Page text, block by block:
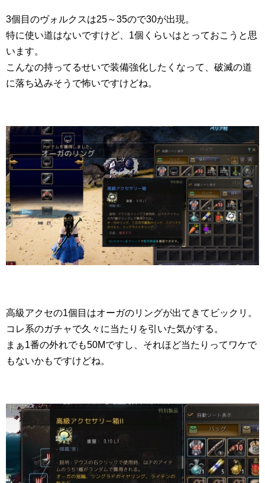
3個目のヴォルクスは25～35ので30が出現。
特に使い道はないですけど、1個くらいはとっておこうと思
います。
こんなの持ってるせいで装備強化したくなって、破滅の道
に落ち込みそうで怖いですけどね。
高級アクセの1個目はオーガのリングが出てきてビックリ。
コレ系のガチャで久々に当たりを引いた気がする。
まぁ1番の外れでも50Mですし、それほど当たりってワケで
もないかもですけどね。